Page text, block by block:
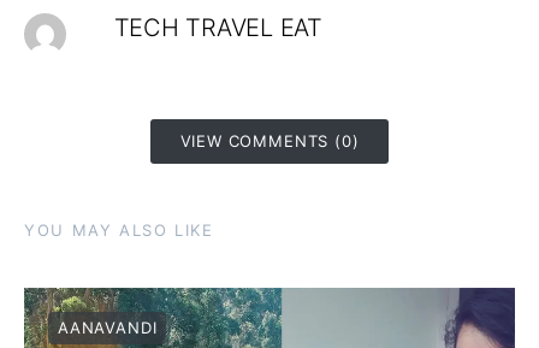
TECH TRAVEL EAT
VIEW COMMENTS (0)
YOU MAY ALSO LIKE
AANAVANDI